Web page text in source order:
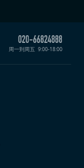
周一到周五 9:00-18:00